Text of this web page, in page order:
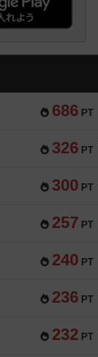
686 PT
326 PT
300 PT
257 PT
240 PT
236 PT
232 PT